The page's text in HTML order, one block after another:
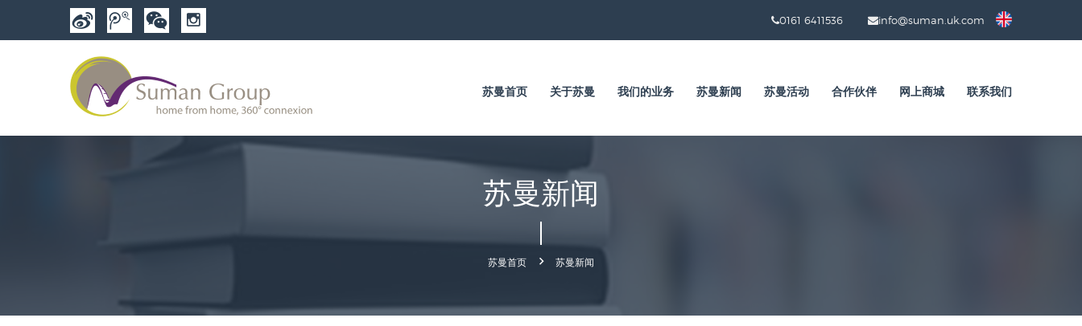
0161 6411536 info@suman.uk.com
苏曼首页 关于苏曼 我们的业务 苏曼新闻 苏曼活动 合作伙伴 网上商城 联系我们
苏曼新闻
苏曼首页 苏曼新闻